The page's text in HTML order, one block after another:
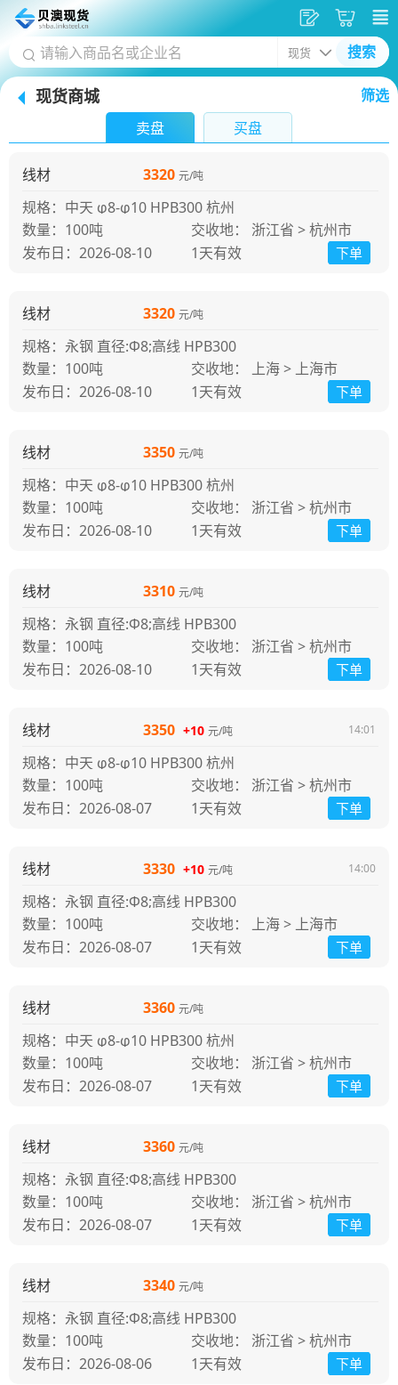
搜索
发
供
采
购
现货商城
筛选
卖盘
买盘
线材 3320 元/吨
发布日：2026-08-10
规格：中天 φ8-φ10 HPB300 杭州
下单
100吨
交收地： 浙江省 > 杭州市
1天有效
线材 3320 元/吨
发布日：2026-08-10
规格：永钢 直径:Φ8;高线 HPB300
下单
100吨
交收地： 上海 > 上海市
1天有效
线材 3350 元/吨
发布日：2026-08-10
规格：中天 φ8-φ10 HPB300 杭州
下单
100吨
交收地： 浙江省 > 杭州市
1天有效
线材 3310 元/吨
发布日：2026-08-10
规格：永钢 直径:Φ8;高线 HPB300
下单
100吨
交收地： 浙江省 > 杭州市
1天有效
线材 3350 +10 元/吨 14:01
发布日：2026-08-07
规格：中天 φ8-φ10 HPB300 杭州
下单
100吨
交收地： 浙江省 > 杭州市
1天有效
线材 3330 +10 元/吨 14:00
发布日：2026-08-07
规格：永钢 直径:Φ8;高线 HPB300
下单
100吨
交收地： 上海 > 上海市
1天有效
线材 3360 元/吨
发布日：2026-08-07
规格：中天 φ8-φ10 HPB300 杭州
下单
100吨
交收地： 浙江省 > 杭州市
1天有效
线材 3360 元/吨
发布日：2026-08-07
规格：永钢 直径:Φ8;高线 HPB300
下单
100吨
交收地： 浙江省 > 杭州市
1天有效
线材 3340 元/吨
发布日：2026-08-06
规格：永钢 直径:Φ8;高线 HPB300
下单
100吨
交收地： 浙江省 > 杭州市
1天有效